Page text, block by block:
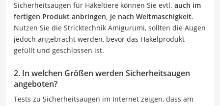
Sicherheitsaugen für Häkeltiere können Sie evtl. auch im
fertigen Produkt anbringen, je nach Weitmaschigkeit.
Nutzen Sie die Stricktechnik Amigurumi, sollten die Augen
jedoch angebracht werden, bevor das Häkelprodukt
gefüllt und geschlossen ist.
2. In welchen Größen werden Sicherheitsaugen
angeboten?
Tests zu Sicherheitsaugen im Internet zeigen, dass am